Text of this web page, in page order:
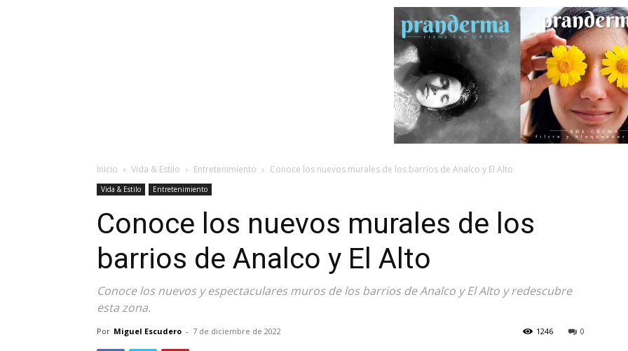
Inicio Vida & Estilo Entretenimiento Conoce los nuevos murales de los barrios de Analco y El Alto
Vida & Estilo Entretenimiento
Conoce los nuevos murales de los
barrios de Analco y El Alto
Conoce los nuevos y espectaculares muros de los barrios de Analco y El Alto y redescubre
esta zona.
Por Miguel Escudero - 7 de diciembre de 2022 0
1246